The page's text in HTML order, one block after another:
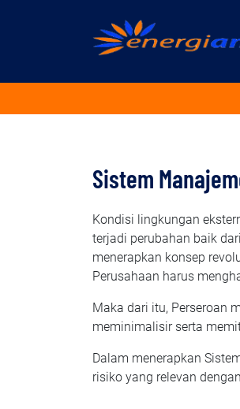
Sistem
Kondisi lingkungan
terjadi perubahan baik
menerapkan konsep
Perusahaan harus
Maka dari itu, Perseroan
meminimalisir serta
Dalam menerapkan
risiko yang relevan